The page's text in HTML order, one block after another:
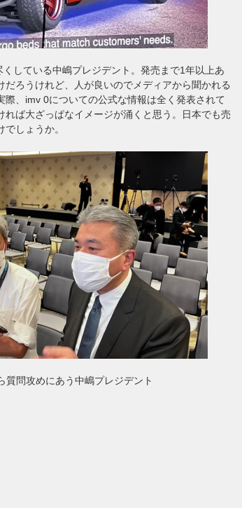
している中嶋プレジデント。発売まで1年以上あ
だろうけれど、人が良いのでメディアから聞かれる
際、imv 0についての公式な情報は全く発表されて
れば大ざっぱなイメージが涌くと思う。日本でも売
しょうか。
質問攻めにあう中嶋プレジデント